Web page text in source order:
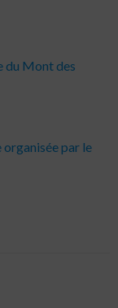
du Mont des
par le